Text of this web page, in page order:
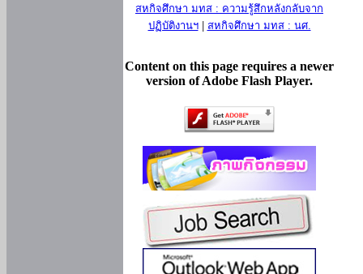
สหกิจศึกษา มทส : ความรู้สึกหลังกลับจาก
ปฏิบัติงานฯ| สหกิจศึกษา มทส : นศ.
Content on this page requires a newer
version of Adobe Flash Player.